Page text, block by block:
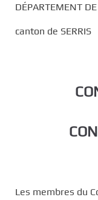
DÉPARTEMENT
canton de SERRIS
Les membres du